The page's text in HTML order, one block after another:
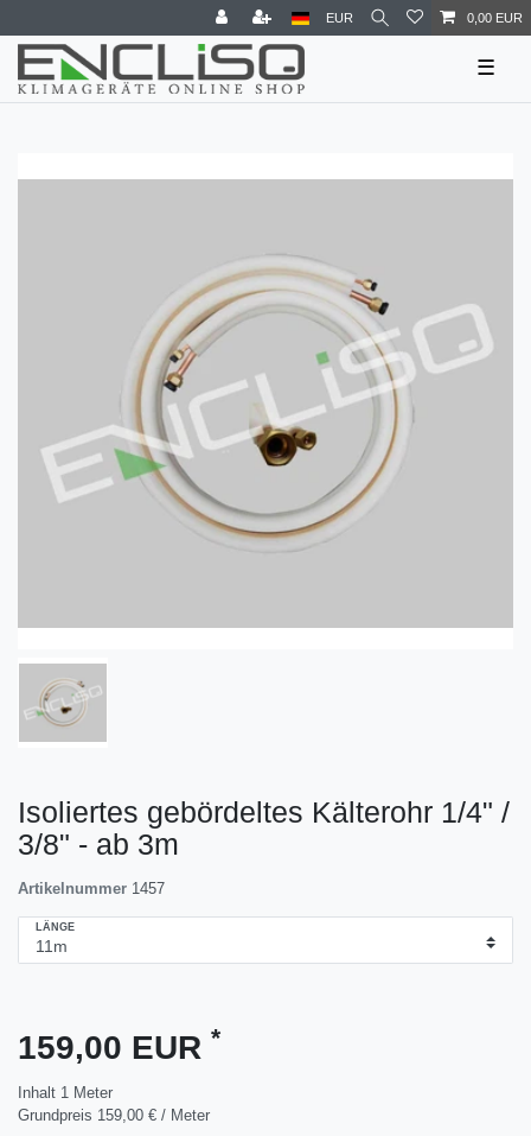
EUR 0,00 EUR
☰
Isoliertes gebördeltes Kälterohr 1/4" /
3/8" - ab 3m
Artikelnummer 1457
LÄNGE
159,00 EUR *
Inhalt 1 Meter
Grundpreis 159,00 € / Meter